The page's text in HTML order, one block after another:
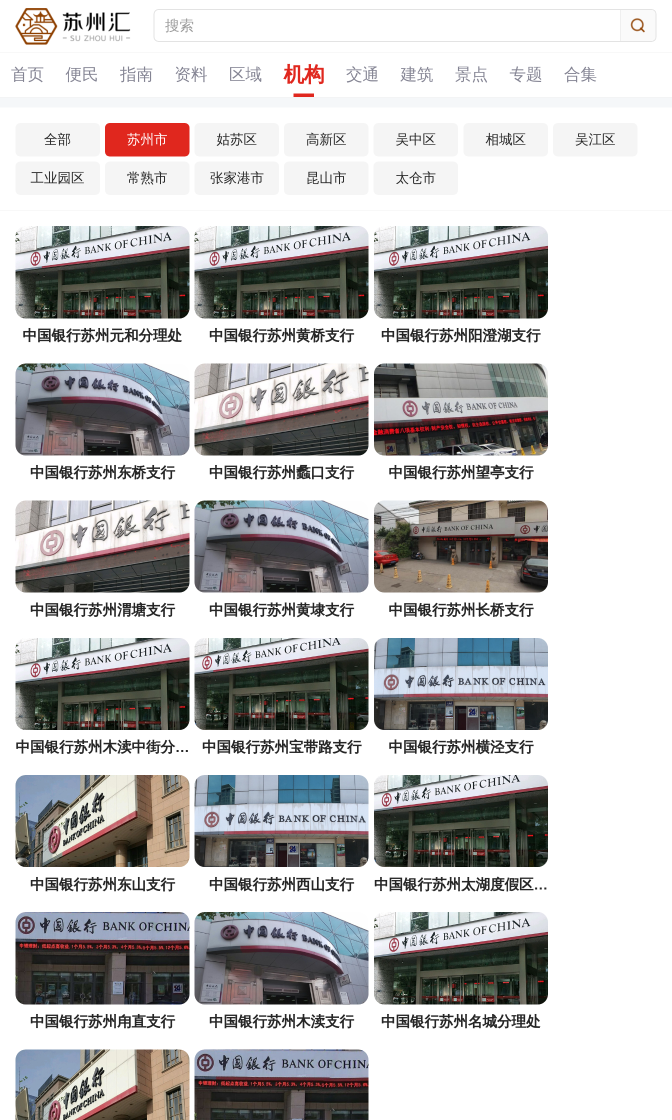
首页 便民 指南 资料 区域 机构 交通 建筑 景点 专题 合集
全部 苏州市 姑苏区 高新区 吴中区 相城区 吴江区
工业园区 常熟市 张家港市 昆山市 太仓市
中国银行苏州元和分理处 中国银行苏州黄桥支行 中国银行苏州阳澄湖支行
中国银行苏州东桥支行 中国银行苏州蠡口支行 中国银行苏州望亭支行
中国银行苏州渭塘支行 中国银行苏州黄埭支行 中国银行苏州长桥支行
中国银行苏州木渎中街分理处 中国银行苏州宝带路支行 中国银行苏州横泾支行
中国银行苏州东山支行 中国银行苏州西山支行 中国银行苏州太湖度假区支行
中国银行苏州甪直支行 中国银行苏州木渎支行 中国银行苏州名城分理处